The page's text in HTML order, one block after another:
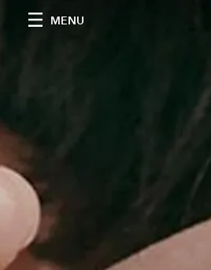
MENU